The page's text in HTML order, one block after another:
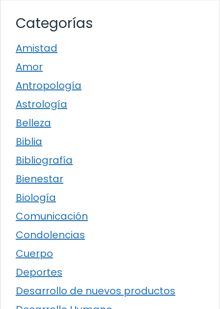
Categorías
Amistad
Amor
Antropología
Astrología
Belleza
Biblia
Bibliografía
Bienestar
Biología
Comunicación
Condolencias
Cuerpo
Deportes
Desarrollo de nuevos productos